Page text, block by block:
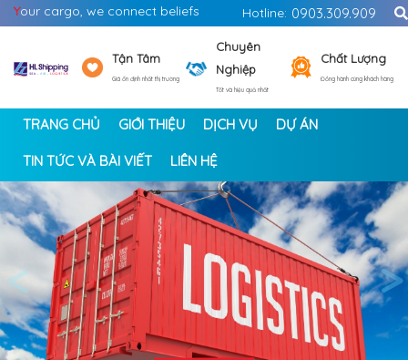
Your cargo, we connect beliefs Hotline: 0903.309.909
Tận Tâm
Giá ổn định nhất thị trường
Chuyên
Nghiệp
Tốt và hiệu quả nhất
Chất Lượng
Đồng hành cùng khách hàng
TRANG CHỦ GIỚI THIỆU DỊCH VỤ DỰ ÁN
TIN TỨC VÀ BÀI VIẾT LIÊN HỆ
< >